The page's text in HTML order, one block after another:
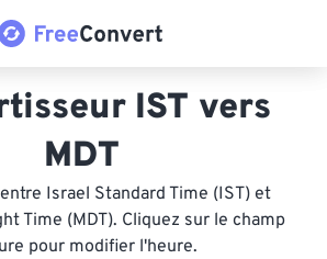
IST vers
MDT
Israel Standard Time (IST) et
Time (MDT). Cliquez sur le champ
pour modifier l'heure.